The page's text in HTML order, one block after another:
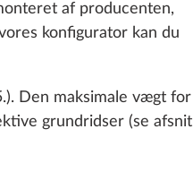
af producenten,
konfigurator kan du
Den maksimale vægt for
grundridser (se afsnit